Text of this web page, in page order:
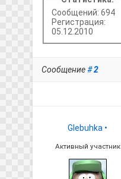
Сообщений: 694
Регистрация:
05.12.2010
Сообщение#2
Glebuhka •
Активный участник